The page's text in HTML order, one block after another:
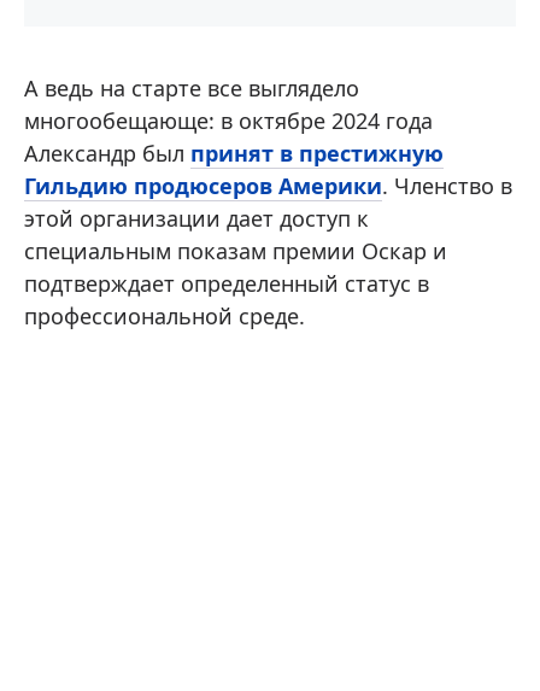
А ведь на старте все выглядело
многообещающе: в октябре 2024 года
Александр был принят в престижную
Гильдию продюсеров Америки. Членство в
этой организации дает доступ к
специальным показам премии Оскар и
подтверждает определенный статус в
профессиональной среде.